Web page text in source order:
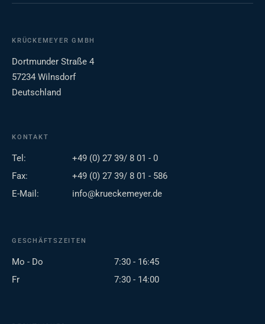
KRÜCKEMEYER GMBH
Dortmunder Straße 4
57234 Wilnsdorf
Deutschland
KONTAKT
Tel:
+49 (0) 27 39/ 8 01 - 0
Fax:
+49 (0) 27 39/ 8 01 - 586
E-Mail:
info@krueckemeyer.de
GESCHÄFTSZEITEN
Mo - Do
7:30 - 16:45
Fr
7:30 - 14:00